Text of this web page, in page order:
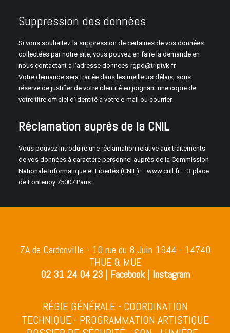
Suppression des données
Si vous souhaitez la suppression de certaines de vos données
collectées par notre site, vous pouvez en faire la demande en
nous contactant à l’adresse donnees-rgpd@triptyk.fr
Votre demande sera traitée dans les meilleurs délais, sous
réserve de justifier de votre identité en joignant une copie de
votre titre officiel d’identité à votre e-mail ou courrier.
Réclamation auprès de la CNIL
Vous pouvez introduire une réclamation relative aux traitements
de vos données à caractère personnel auprès de la Commission
Nationale Informatique et Libertés (CNIL) – www.cnil.fr – 3 place
de Fontenoy 75007 Paris.
ZA de Cardonville - 10 rue du 8 Juin 1944 - 14740
THUE & MUE
02 31 24 04 23| Facebook| Instagram
RÉGIE GÉNÉRALE - COORDINATION
TECHNIQUE - PROGRAMMATION ARTISTIQUE